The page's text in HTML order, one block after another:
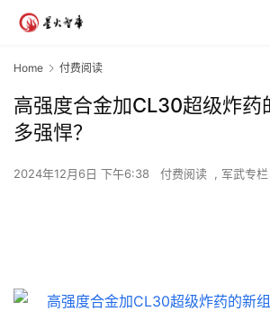
Home 付费阅读
高强度合金加CL30超级炸药
多强悍？
2024年12月6日 下午6:38 付费阅读 , 军武专栏